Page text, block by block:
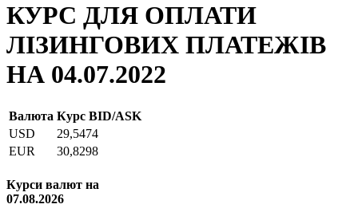
КУРС ДЛЯ ОПЛАТИ
ЛІЗИНГОВИХ ПЛАТЕЖІВ
НА 04.07.2022
Валюта Курс BID/ASK
USD
29,5474
EUR
30,8298
Курси валют на
07.08.2026